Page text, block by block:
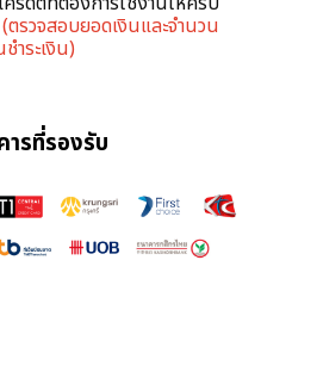
(ตรวจสอบยอดเงินและจำนวน
ำระเงิน)
ารที่รองรับ